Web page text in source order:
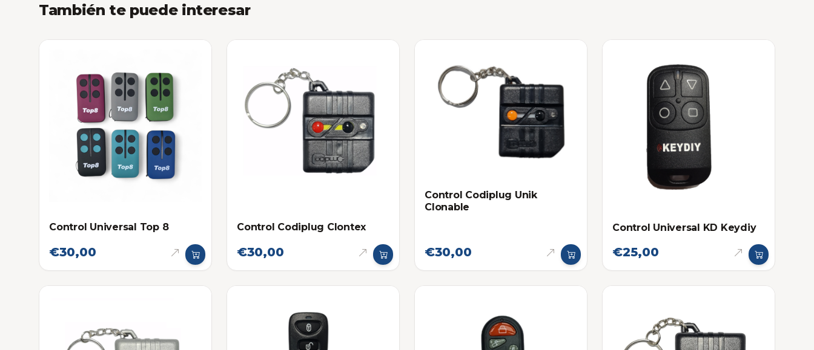
También te puede interesar
Control Universal Top 8
€30,00
Control Codiplug Clontex
€30,00
Control Codiplug Unik
Clonable
€30,00
Control Universal KD Keydiy
€25,00